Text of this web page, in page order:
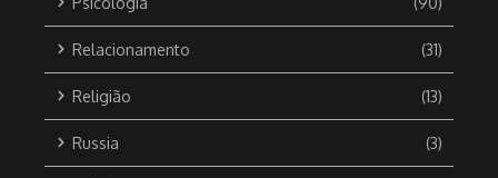
Relacionamento (31)
Religião (13)
Russia (3)